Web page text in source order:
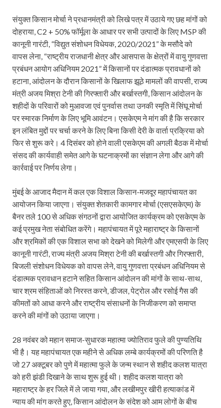
संयुक्त किसान मोर्चा ने प्रधानमंत्री को लिखे पत्र में उठाये गए छह मांगों को
दोहराया, C2 + 50% फॉर्मूला के आधार पर सभी उत्पादों के लिए MSP की
कानूनी गारंटी, “विद्युत संशोधन विधेयक, 2020/2021” के मसौदे को
वापस लेना, “राष्ट्रीय राजधानी क्षेत्र और आसपास के क्षेत्रों में वायु गुणवत्ता
प्रबंधन आयोग अधिनियम 2021” में किसानों पर दंडात्मक प्रावधानों को
हटाना, आंदोलन के दौरान किसानों के खिलाफ झूठे मामलों की वापसी, राज्य
मंत्री अजय मिश्रा टेनी की गिरफ्तारी और बर्खास्तगी, किसान आंदोलन के
शहीदों के परिवारों को मुआवजा एवं पुनर्वास तथा उनकी स्मृति में सिंघू मोर्चा
पर स्मारक निर्माण के लिए भूमि आवंटन। एसकेएम ने मांग की है कि सरकार
इन लंबित मुद्दों पर चर्चा करने के लिए बिना किसी देरी के वार्ता प्रक्रिया को
फिर से शुरू करे। 4 दिसंबर को होने वाली एसकेएम की अगली बैठक में मोर्चा
संसद की कार्यवाही समेत आगे के घटनाक्रमों का संज्ञान लेगा और आगे की
कार्रवाई पर निर्णय लेगा।
मुंबई के आजाद मैदान में कल एक विशाल किसान-मजदूर महापंचायत का
आयोजन किया जाएगा। संयुक्त शेतकारी कामगार मोर्चा (एसएसकेएम) के
बैनर तले 100 से अधिक संगठनों द्वारा आयोजित कार्यक्रम को एसकेएम के
कई प्रमुख नेता संबोधित करेंगे। महापंचायत में पूरे महाराष्ट्र के किसानों
और श्रमिकों की एक विशाल सभा को देखने को मिलेगी और एमएसपी के लिए
कानूनी गारंटी, राज्य मंत्री अजय मिश्रा टेनी की बर्खास्तगी और गिरफ्तारी,
बिजली संशोधन विधेयक को वापस लेने, वायु गुणवत्ता प्रबंधन अधिनियम से
दंडात्मक प्रावधान हटाने सहित किसान आंदोलन की मांगों के साथ-साथ,
चार श्रम संहिताओं को निरस्त करने, डीजल, पेट्रोल और रसोई गैस की
कीमतों को आधा करने और राष्ट्रीय संसाधनों के निजीकरण को समाप्त
करने की मांगों को उठाया जाएगा।
28 नवंबर को महान समाज-सुधारक महात्मा ज्योतिराव फुले की पुण्यतिथि
भी है। यह महापंचायत एक महीने से अधिक लम्बे कार्यक्रमों की परिणति है
जो 27 अक्टूबर को पुणे में महात्मा फुले के जन्म स्थान से शहीद कलश यात्रा
को हरी झंडी दिखाने के साथ शुरू हुई थी। शहीद कलश यात्रा को
महाराष्ट्र के हर जिले में ले जाया गया, और लखीमपुर खीरी हत्याकांड में
न्याय की मांग करते हुए, किसान आंदोलन के संदेश को आम लोगों के बीच